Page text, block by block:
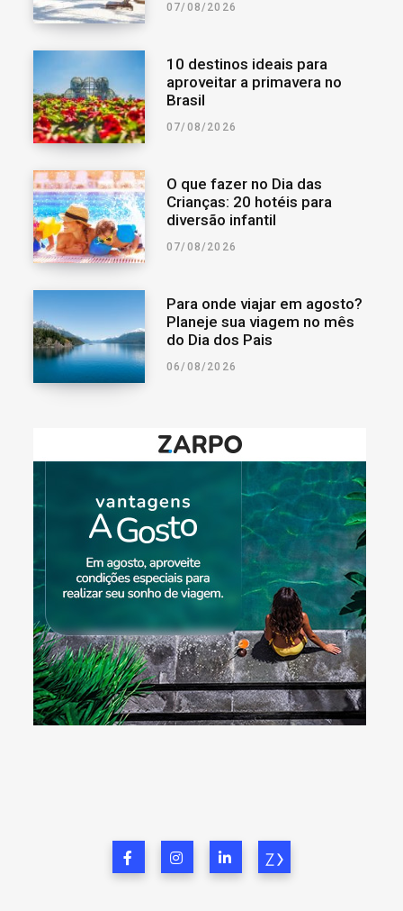
07/08/2026
10 destinos ideais para
aproveitar a primavera no
Brasil
07/08/2026
O que fazer no Dia das
Crianças: 20 hotéis para
diversão infantil
07/08/2026
Para onde viajar em agosto?
Planeje sua viagem no mês
do Dia dos Pais
06/08/2026